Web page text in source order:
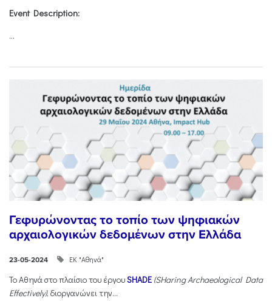
Event Description:
...
Γεφυρώνοντας το τοπίο των ψηφιακών
αρχαιολογικών δεδομένων στην Ελλάδα
23-05-2024 ΕΚ "Αθηνά"
Το Αθηνά στο πλαίσιο του έργουSHADE (SHaring Archaeological Data
Effectively), διοργανώνει την...